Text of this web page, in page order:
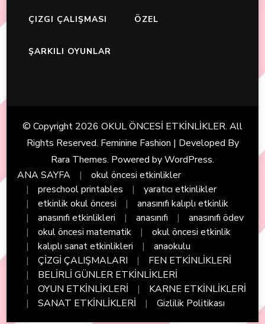
ÇIZGI ÇALIŞMASI ÖZEL
ŞARKILI OYUNLAR
© Copyright 2026 OKUL ÖNCESİ ETKİNLİKLER. All
Rights Reserved. Feminine Fashion | Developed By
Rara Themes. Powered byWordPress.
ANA SAYFA
okul öncesi etkinlikler
preschool printables
yaratıcı etkinlikler
etkinlik okul öncesi
anasınıfı kalıplı etkinlik
anasınıfı etkinlikleri
anasınıfı
anasınıfı ödev
okul öncesi matematik
okul öncesi etkinlik
kalıplı sanat etkinlikleri
anaokulu
ÇİZGİ ÇALIŞMALARI
FEN ETKİNLİKLERİ
BELİRLİ GÜNLER ETKİNLİKLERİ
OYUN ETKİNLİKLERİ
KARNE ETKİNLİKLERİ
SANAT ETKİNLİKLERİ
Gizlilik Politikası